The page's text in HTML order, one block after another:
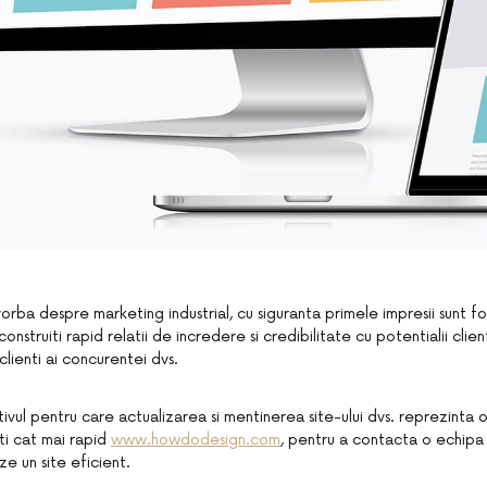
despre marketing industrial, cu siguranta primele impresii sunt
rapid relatii de incredere si credibilitate cu potentialii
ai concurentei dvs.
pentru care actualizarea si mentinerea site-ului dvs. reprezinta
cat mai rapid www.howdodesign.com, pentru a contacta o echipa
un site eficient.